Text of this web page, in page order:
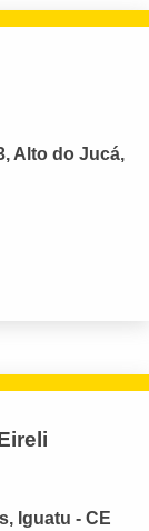
Alto do Jucá,
Iguatu - CE